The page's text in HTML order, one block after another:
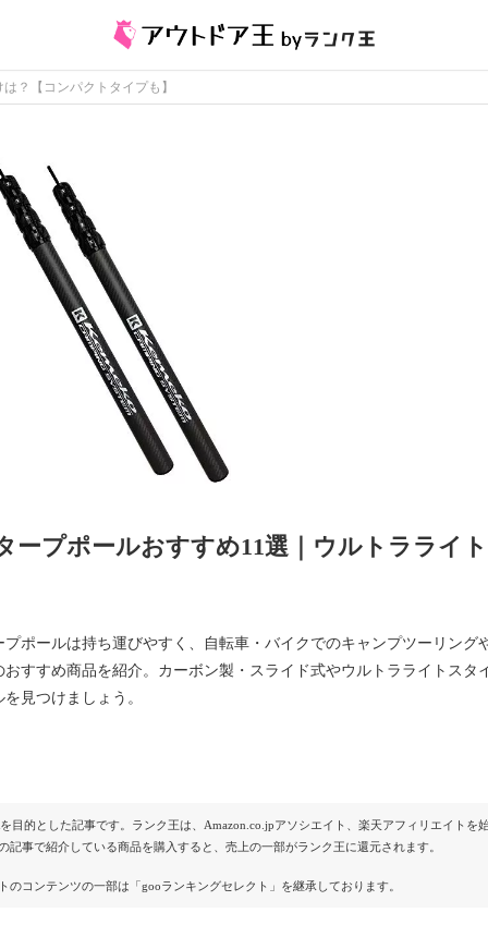
？【コンパクトタイプも】
ープポールおすすめ11選｜ウルトラライ
プポールは持ち運びやすく、自転車・バイクでのキャンプツーリン
おすすめ商品を紹介。カーボン製・スライド式やウルトラライトス
見つけましょう。
目的とした記事です。ランク王は、Amazon.co.jpアソシエイト、楽天アフィリエイト
記事で紹介している商品を購入すると、売上の一部がランク王に還元されます。
のコンテンツの一部は「gooランキングセレクト」を継承しております。